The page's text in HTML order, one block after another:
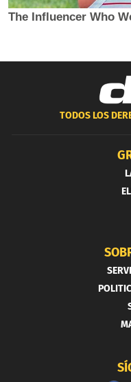
TODOS LOS